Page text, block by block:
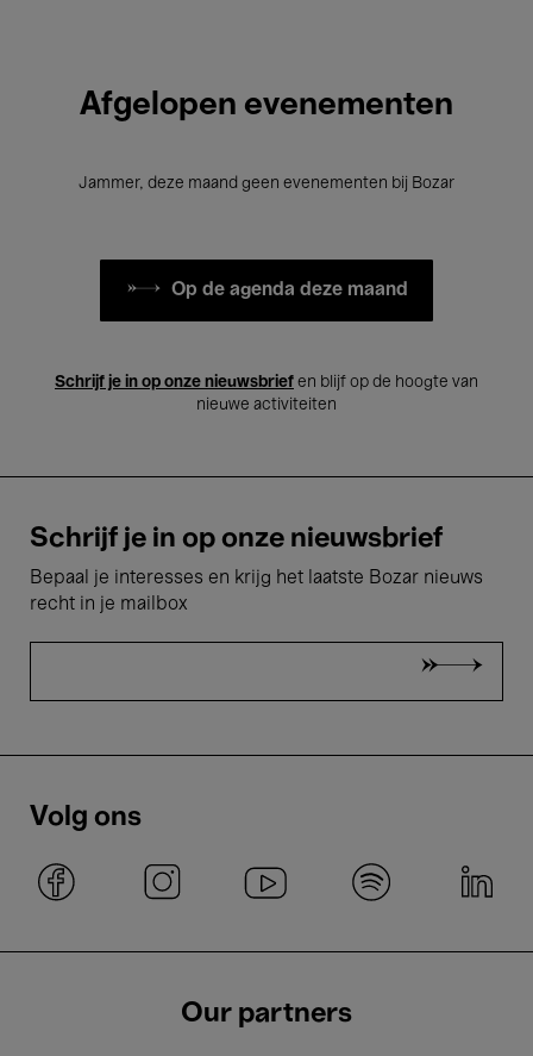
Afgelopen evenementen
Jammer, deze maand geen evenementen bij Bozar
Op de agenda deze maand
Schrijf je in op onze nieuwsbrief en blijf op de hoogte van
nieuwe activiteiten
Schrijf je in op onze nieuwsbrief
Bepaal je interesses en krijg het laatste Bozar nieuws
recht in je mailbox
Volg ons
Our partners